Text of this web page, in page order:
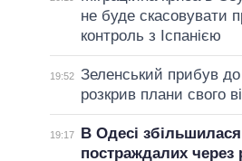
не буде скасовувати
контроль з Іспанією
19:52 Зеленський прибув до
розкрив плани свого
19:17
В Одесі збільшилася
постраждалих через